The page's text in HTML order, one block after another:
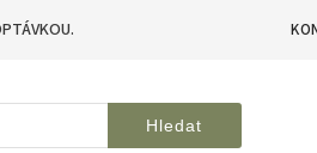
Hledat